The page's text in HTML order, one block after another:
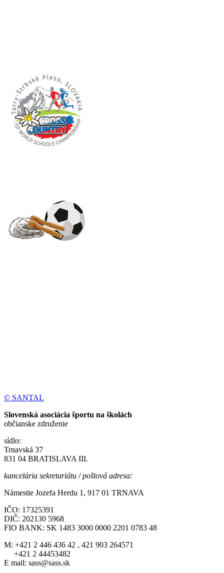
© SANTAL
Slovenská asociácia športu na školách
občianske združenie
sídlo:
Trnavská 37
831 04 BRATISLAVA III.
kancelária sekretariátu / poštová adresa:
Námestie Jozefa Herdu 1, 917 01 TRNAVA
IČO: 17325391
DIČ: 202130 5968
FIO BANK: SK 1483 3000 0000 2201 0783 48
M: +421 2 446 436 42 , 421 903 264571
+421 2 44453482
E mail: sass@sass.sk